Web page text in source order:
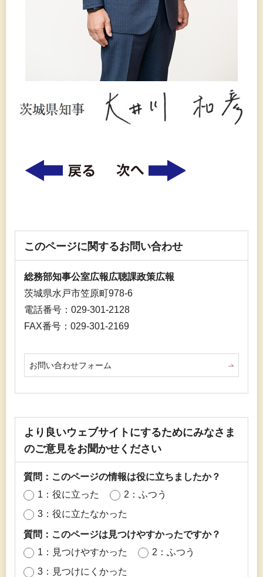
このページに関するお問い合わせ
総務部知事公室広報広聴課政策広報
茨城県水戸市笠原町978-6
電話番号：029-301-2128
FAX番号：029-301-2169
お問い合わせフォーム
より良いウェブサイトにするためにみなさま
のご意見をお聞かせください
質問：このページの情報は役に立ちましたか？
1：役に立った
2：ふつう
3：役に立たなかった
質問：このページは見つけやすかったですか？
1：見つけやすかった
2：ふつう
3：見つけにくかった